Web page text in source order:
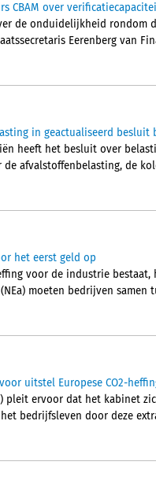
CBAM over
de onduidelijkheid rondom
Eerenberg van
in geactualiseerd
heeft het besluit over
de afvalstoffenbelasting, de
het eerst geld op
voor de industrie
moeten bedrijven samen
uitstel Europese CO2-
pleit ervoor dat het kabinet
bedrijfsleven door deze